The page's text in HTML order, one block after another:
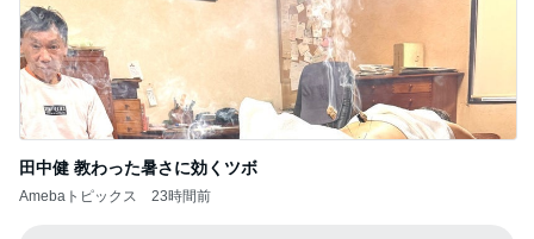
田中健 教わった暑さに効くツボ
Amebaトピックス 23時間前
記事を読む